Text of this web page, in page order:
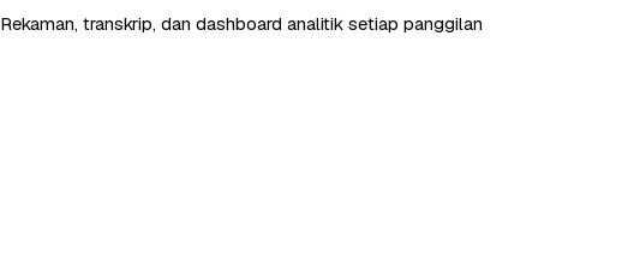
Rekaman, transkrip, dan dashboard analitik setiap panggilan